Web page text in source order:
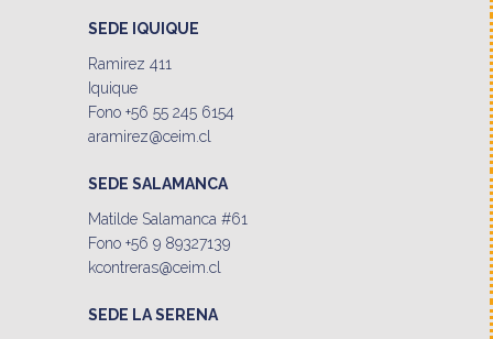
SEDE IQUIQUE
Ramirez 411
Iquique
Fono +56 55 245 6154
aramirez@ceim.cl
SEDE SALAMANCA
Matilde Salamanca #61
Fono +56 9 89327139
kcontreras@ceim.cl
SEDE LA SERENA